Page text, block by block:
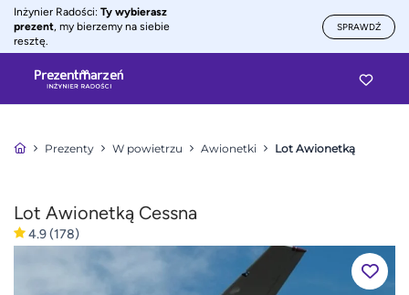
Inżynier Radości: Ty wybierasz
prezent, my bierzemy na siebie
resztę.
SPRAWDŹ
Prezenty W powietrzu Awionetki Lot Awionetką
Lot Awionetką Cessna
4.9(178)